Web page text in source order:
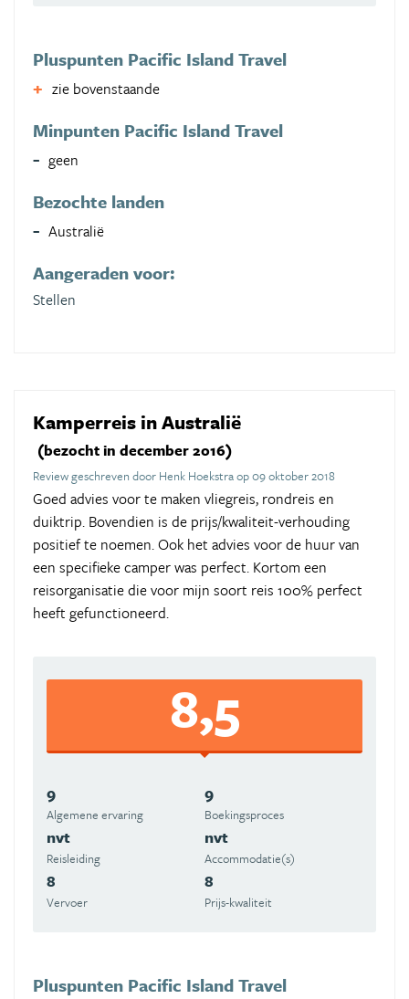
Pluspunten Pacific Island Travel
zie bovenstaande
Minpunten Pacific Island Travel
geen
Bezochte landen
Australië
Aangeraden voor:
Stellen
Kamperreis in Australië
(bezocht in december 2016)
Review geschreven door Henk Hoekstra op 09 oktober 2018
Goed advies voor te maken vliegreis, rondreis en
duiktrip. Bovendien is de prijs/kwaliteit-verhouding
positief te noemen. Ook het advies voor de huur van
een specifieke camper was perfect. Kortom een
reisorganisatie die voor mijn soort reis 100% perfect
heeft gefunctioneerd.
8,5
9
Algemene ervaring
9
Boekingsproces
nvt
Reisleiding
nvt
Accommodatie(s)
8
Vervoer
8
Prijs-kwaliteit
Pluspunten Pacific Island Travel